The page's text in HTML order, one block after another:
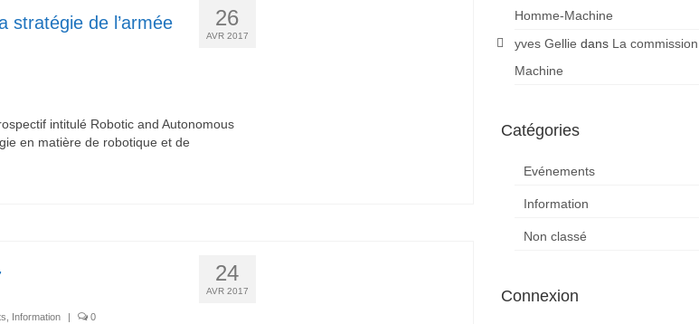
26
AVR 2017
stratégie de l’armée
intitulé Robotic and Autonomous
en matière de robotique et de
24
AVR 2017
Information | 0
Homme-Machine
yves Gellie dans La
Machine
Catégories
Evénements
Information
Non classé
Connexion